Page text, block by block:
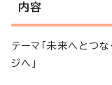
内容
テーマ「未来へと
ジへ」